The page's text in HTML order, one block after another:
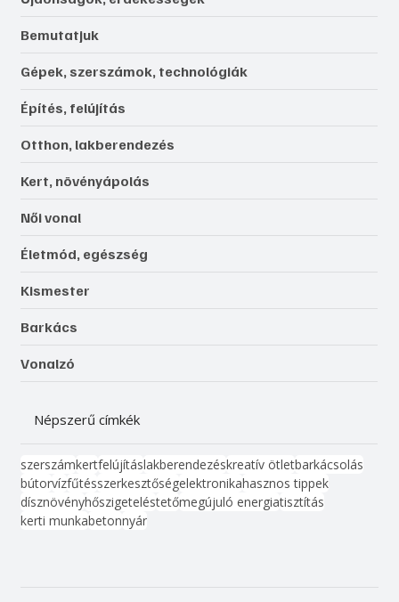
Bemutatjuk
Gépek, szerszámok, technológiák
Építés, felújítás
Otthon, lakberendezés
Kert, növényápolás
Női vonal
Életmód, egészség
Kismester
Barkács
Vonalzó
Népszerű címkék
szerszámkertfelújításlakberendezéskreatív ötletbarkácsolás
bútorvízfűtésszerkesztőségelektronikahasznos tippek
dísznövényhőszigeteléstetőmegújuló energiatisztítás
kerti munkabetonnyár